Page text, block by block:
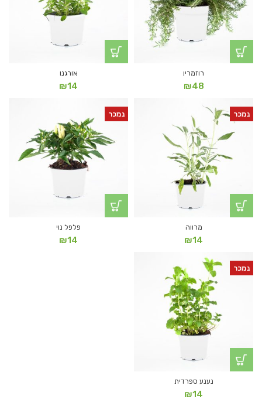
רוזמרין
₪48
אורגנו
₪14
נמכר
מרווה
₪14
נמכר
פלפל נוי
₪14
נמכר
נענע ספרדית
₪14